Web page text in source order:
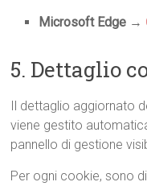
Microsoft Edge →
5. Dettaglio
Il dettaglio aggiornato
viene gestito
pannello di gestione
Per ogni cookie, sono